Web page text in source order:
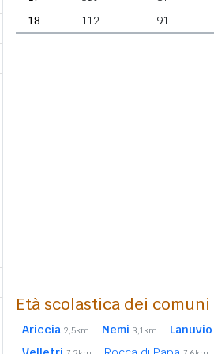
18
112 91
Età scolastica dei
Ariccia 2,5km Nemi 3,1km Lanuvio